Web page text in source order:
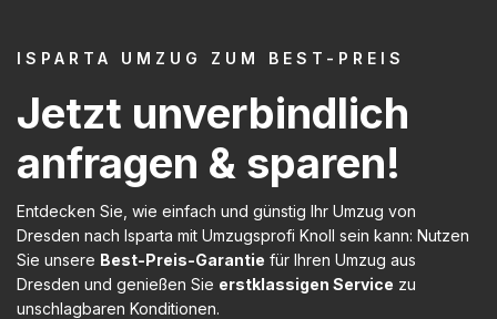
ISPARTA UMZUG ZUM BEST-PREIS
Jetzt unverbindlich
anfragen & sparen!
Entdecken Sie, wie einfach und günstig Ihr Umzug von
Dresden nach Isparta mit Umzugsprofi Knoll sein kann: Nutzen
Sie unsere Best-Preis-Garantie für Ihren Umzug aus
Dresden und genießen Sie erstklassigen Service zu
unschlagbaren Konditionen.